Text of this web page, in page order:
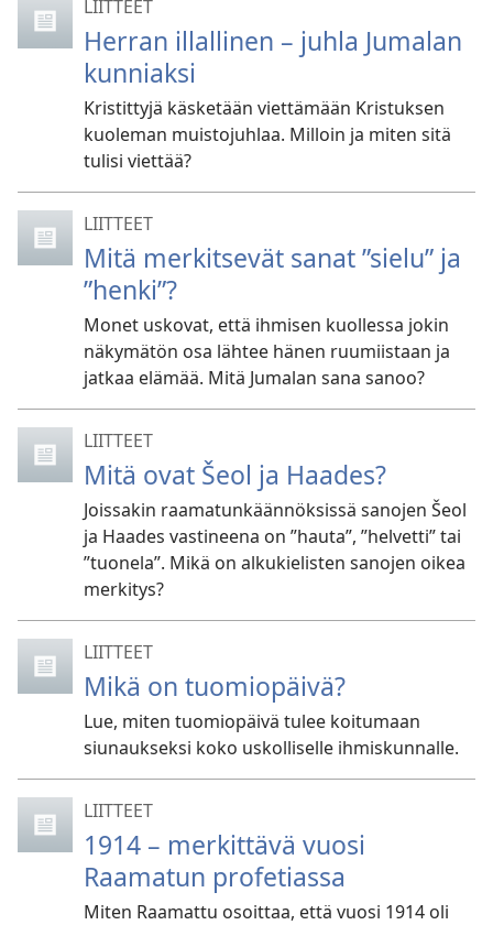
LIITTEET
Herran illallinen – juhla Jumalan
kunniaksi
Kristittyjä käsketään viettämään Kristuksen
kuoleman muistojuhlaa. Milloin ja miten sitä
tulisi viettää?
LIITTEET
Mitä merkitsevät sanat ”sielu” ja
”henki”?
Monet uskovat, että ihmisen kuollessa jokin
näkymätön osa lähtee hänen ruumiistaan ja
jatkaa elämää. Mitä Jumalan sana sanoo?
LIITTEET
Mitä ovat Šeol ja Haades?
Joissakin raamatunkäännöksissä sanojen Šeol
ja Haades vastineena on ”hauta”, ”helvetti” tai
”tuonela”. Mikä on alkukielisten sanojen oikea
merkitys?
LIITTEET
Mikä on tuomiopäivä?
Lue, miten tuomiopäivä tulee koitumaan
siunaukseksi koko uskolliselle ihmiskunnalle.
LIITTEET
1914 – merkittävä vuosi
Raamatun profetiassa
Miten Raamattu osoittaa, että vuosi 1914 oli